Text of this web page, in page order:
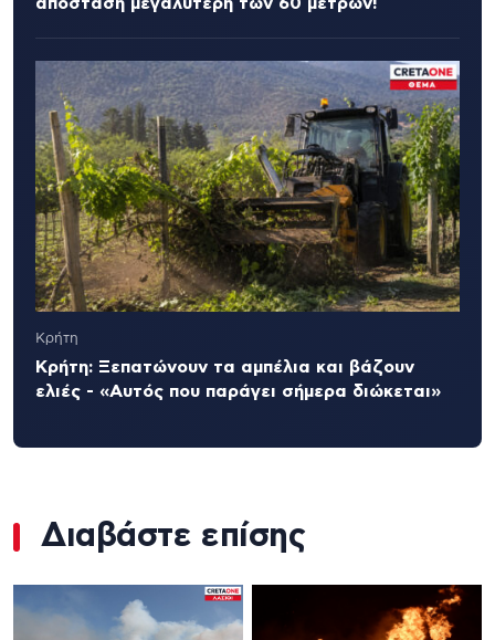
Κρήτη
Κρήτη: Ξεπατώνουν τα αμπέλια και βάζουν
ελιές - «Αυτός που παράγει σήμερα διώκεται»
Διαβάστε επίσης